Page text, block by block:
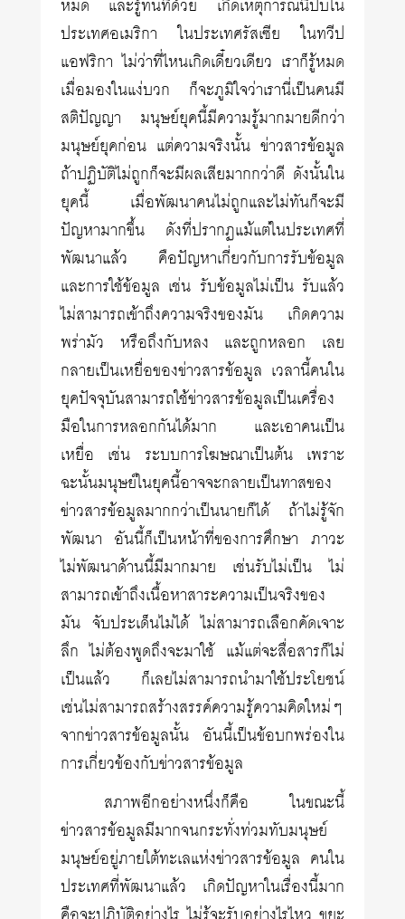
หมด และรู้ทันทีด้วย เกิดเหตุการณ์นี้ปั๊บใน
ประเทศอเมริกา ในประเทศรัสเซีย ในทวีป
แอฟริกา ไม่ว่าที่ไหนเกิดเดี๋ยวเดียว เราก็รู้หมด
เมื่อมองในแง่บวก ก็จะภูมิใจว่าเรานี่เป็นคนมี
สติปัญญา มนุษย์ยุคนี้มีความรู้มากมายดีกว่า
มนุษย์ยุคก่อน แต่ความจริงนั้น ข่าวสารข้อมูล
ถ้าปฏิบัติไม่ถูกก็จะมีผลเสียมากกว่าดี ดังนั้นใน
ยุคนี้ เมื่อพัฒนาคนไม่ถูกและไม่ทันก็จะมี
ปัญหามากขึ้น ดังที่ปรากฏแม้แต่ในประเทศที่
พัฒนาแล้ว คือปัญหาเกี่ยวกับการรับข้อมูล
และการใช้ข้อมูล เช่น รับข้อมูลไม่เป็น รับแล้ว
ไม่สามารถเข้าถึงความจริงของมัน เกิดความ
พร่ามัว หรือถึงกับหลง และถูกหลอก เลย
กลายเป็นเหยื่อของข่าวสารข้อมูล เวลานี้คนใน
ยุคปัจจุบันสามารถใช้ข่าวสารข้อมูลเป็นเครื่อง
มือในการหลอกกันได้มาก และเอาคนเป็น
เหยื่อ เช่น ระบบการโฆษณาเป็นต้น เพราะ
ฉะนั้นมนุษย์ในยุคนี้อาจจะกลายเป็นทาสของ
ข่าวสารข้อมูลมากกว่าเป็นนายก็ได้ ถ้าไม่รู้จัก
พัฒนา อันนี้ก็เป็นหน้าที่ของการศึกษา ภาวะ
ไม่พัฒนาด้านนี้มีมากมาย เช่นรับไม่เป็น ไม่
สามารถเข้าถึงเนื้อหาสาระความเป็นจริงของ
มัน จับประเด็นไม่ได้ ไม่สามารถเลือกคัดเจาะ
ลึก ไม่ต้องพูดถึงจะมาใช้ แม้แต่จะสื่อสารก็ไม่
เป็นแล้ว ก็เลยไม่สามารถนำมาใช้ประโยชน์
เช่นไม่สามารถสร้างสรรค์ความรู้ความคิดใหม่ๆ
จากข่าวสารข้อมูลนั้น อันนี้เป็นข้อบกพร่องใน
การเกี่ยวข้องกับข่าวสารข้อมูล
สภาพอีกอย่างหนึ่งก็คือ ในขณะนี้
ข่าวสารข้อมูลมีมากจนกระทั่งท่วมทับมนุษย์
มนุษย์อยู่ภายใต้ทะเลแห่งข่าวสารข้อมูล คนใน
ประเทศที่พัฒนาแล้ว เกิดปัญหาในเรื่องนี้มาก